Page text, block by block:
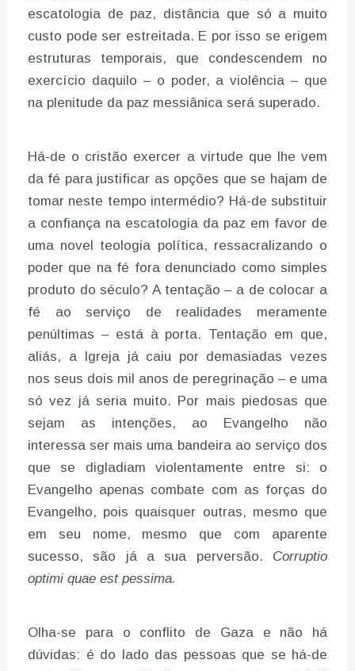
escatologia de paz, distância que só a muito
custo pode ser estreitada. E por isso se erigem
estruturas temporais, que condescendem no
exercício daquilo – o poder, a violência – que
na plenitude da paz messiânica será superado.
Há-de o cristão exercer a virtude que lhe vem
da fé para justificar as opções que se hajam de
tomar neste tempo intermédio? Há-de substituir
a confiança na escatologia da paz em favor de
uma novel teologia política, ressacralizando o
poder que na fé fora denunciado como simples
produto do século? A tentação – a de colocar a
fé ao serviço de realidades meramente
penúltimas – está à porta. Tentação em que,
aliás, a Igreja já caiu por demasiadas vezes
nos seus dois mil anos de peregrinação – e uma
só vez já seria muito. Por mais piedosas que
sejam as intenções, ao Evangelho não
interessa ser mais uma bandeira ao serviço dos
que se digladiam violentamente entre si: o
Evangelho apenas combate com as forças do
Evangelho, pois quaisquer outras, mesmo que
em seu nome, mesmo que com aparente
sucesso, são já a sua perversão. Corruptio
optimi quae est pessima.
Olha-se para o conflito de Gaza e não há
dúvidas: é do lado das pessoas que se há-de